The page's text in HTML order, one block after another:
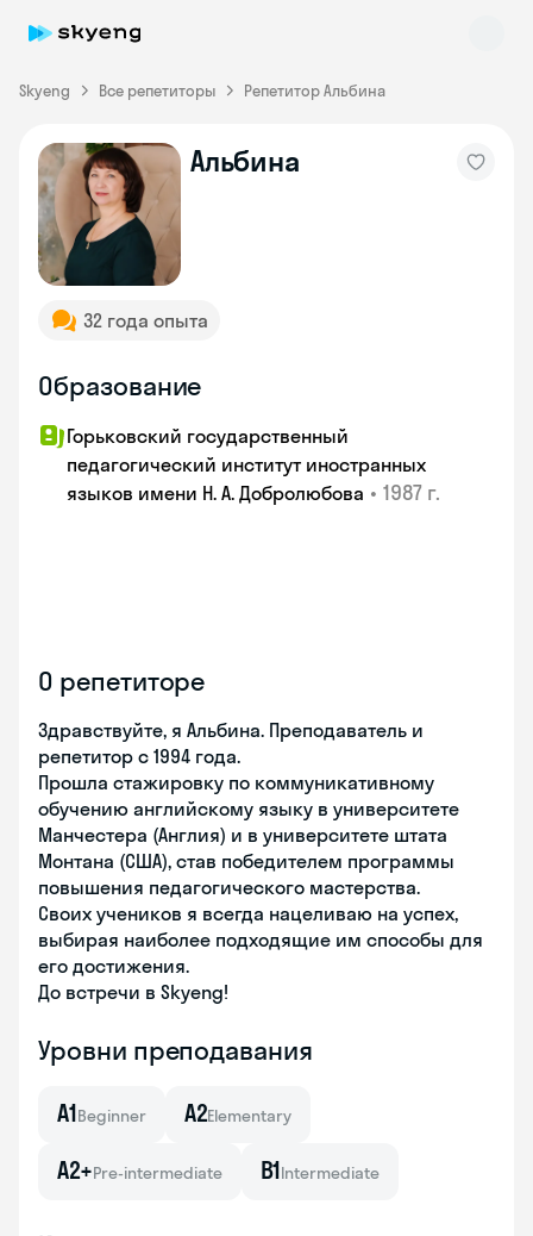
Skyeng Все репетиторы Репетитор Альбина
Альбина
32 года опыта
Образование
Горьковский государственный
педагогический институт иностранных
языков имени Н. А. Добролюбова • 1987 г.
О репетиторе
Здравствуйте, я Альбина. Преподаватель и
репетитор с 1994 года.
Прошла стажировку по коммуникативному
обучению английскому языку в университете
Манчестера (Англия) и в университете штата
Монтана (США), став победителем программы
повышения педагогического мастерства.
Своих учеников я всегда нацеливаю на успех,
выбирая наиболее подходящие им способы для
его достижения.
До встречи в Skyeng!
Уровни преподавания
A1Beginner A2Elementary
A2+Pre-intermediate B1Intermediate
Skyeng Chat
online